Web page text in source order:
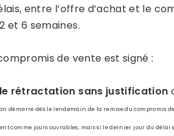
entre l’offre d’achat et le
et 6 semaines.
de vente est signé :
rétractation sans justification
démarre dès le lendemain de la remise du compromis
comme jours ouvrables, mais si le dernier jour du